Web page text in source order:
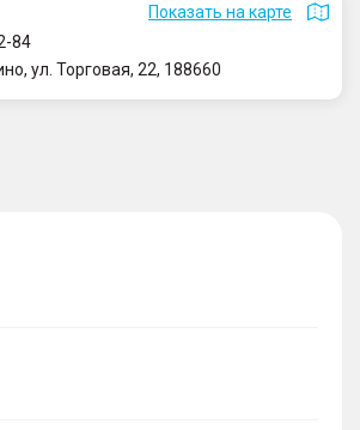
Показать на карте
84
ул. Торговая, 22, 188660